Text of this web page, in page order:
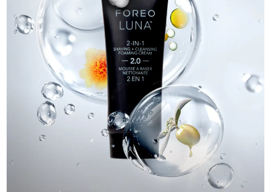
Нидерланды
Ожидаемая дата доставки
Новая Зеландия
Ожидаемая дата доставки
8/10/26
Норвегия
Ожидаемая дата доставки
Оман
Ожидаемая дата доставки
Ожидаемая дата доставки
8/13/26